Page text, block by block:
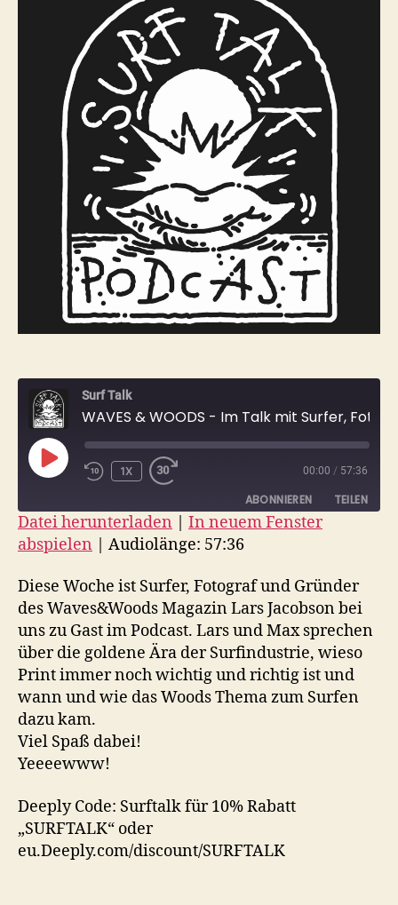
Im
Talk
mit
Surfer,
Fotograf
und
Unternehmer
Lars
Jacobson
Surf Talk
PLAY
EPISODE
1X 00:00 / 57:36
ABONNIEREN TEILEN
TEILEN
LINK
Datei herunterladen | In neuem Fenster
abspielen | Audiolänge: 57:36
Diese Woche ist Surfer, Fotograf und Gründer
des Waves&Woods Magazin Lars Jacobson bei
uns zu Gast im Podcast. Lars und Max sprechen
über die goldene Ära der Surfindustrie, wieso
Print immer noch wichtig und richtig ist und
wann und wie das Woods Thema zum Surfen
dazu kam.
Viel Spaß dabei!
Yeeeewww!
Deeply Code: Surftalk für 10% Rabatt
„SURFTALK“ oder
eu.Deeply.com/discount/SURFTALK